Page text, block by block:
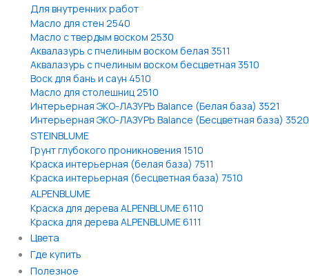
Для внутренних работ
Масло для стен 2540
Масло с твердым воском 2530
Аквалазурь с пчелиным воском белая 3511
Аквалазурь с пчелиным воском бесцветная 3510
Воск для бань и саун 4510
Масло для столешниц 2510
Интерьерная ЭКО-ЛАЗУРЬ Balance (Белая база) 3521
Интерьерная ЭКО-ЛАЗУРЬ Balance (Бесцветная база) 3520
STEINBLUME
Грунт глубокого проникновения 1510
Краска интерьерная (белая база) 7511
Краска интерьерная (бесцветная база) 7510
ALPENBLUME
Краска для дерева ALPENBLUME 6110
Краска для дерева ALPENBLUME 6111
Цвета
Где купить
Полезное